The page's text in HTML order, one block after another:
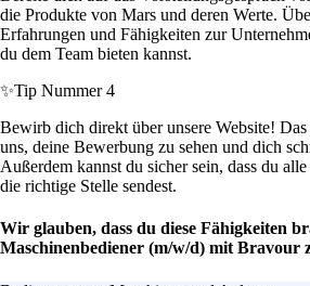
die Produkte von Mars und deren Werte.
Erfahrungen und Fähigkeiten zur
du dem Team bieten kannst.
✨Tip Nummer 4
Bewirb dich direkt über unsere Website!
uns, deine Bewerbung zu sehen und dich
Außerdem kannst du sicher sein, dass du
die richtige Stelle sendest.
Wir glauben, dass du diese Fähigkeiten
Maschinenbediener (m/w/d) mit Bravour